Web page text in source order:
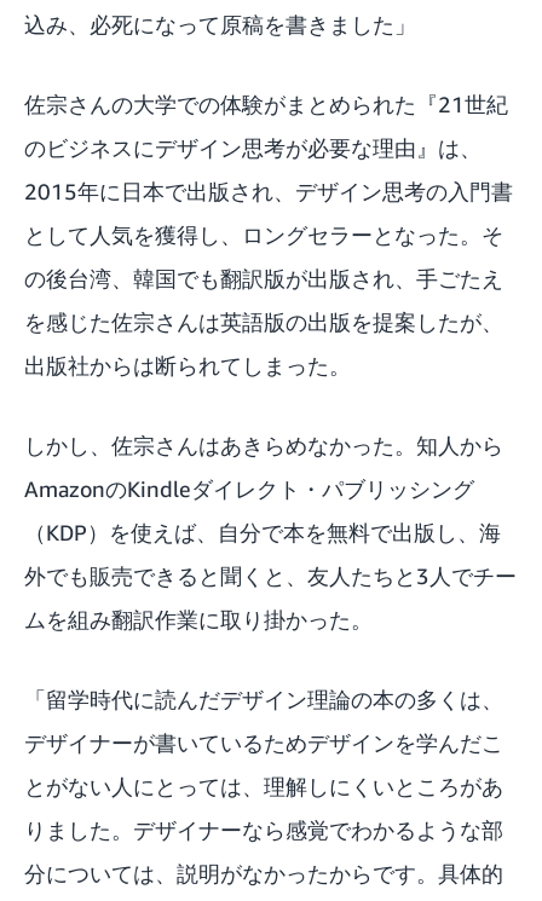
込み、必死になって原稿を書きました」
佐宗さんの大学での体験がまとめられた『21世紀
のビジネスにデザイン思考が必要な理由』は、
2015年に日本で出版され、デザイン思考の入門書
として人気を獲得し、ロングセラーとなった。そ
の後台湾、韓国でも翻訳版が出版され、手ごたえ
を感じた佐宗さんは英語版の出版を提案したが、
出版社からは断られてしまった。
しかし、佐宗さんはあきらめなかった。知人から
AmazonのKindleダイレクト・パブリッシング
（KDP）を使えば、自分で本を無料で出版し、海
外でも販売できると聞くと、友人たちと3人でチー
ムを組み翻訳作業に取り掛かった。
「留学時代に読んだデザイン理論の本の多くは、
デザイナーが書いているためデザインを学んだこ
とがない人にとっては、理解しにくいところがあ
りました。デザイナーなら感覚でわかるような部
分については、説明がなかったからです。具体的